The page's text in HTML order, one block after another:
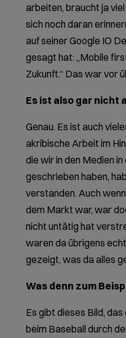
arbeiten, braucht ja
sich noch daran
auf seiner Google IO
gesagt hat: „Mobile
Zukunft.“ Das war vor
Es ist also gar nicht
Genau. Es ist auch
akribische Arbeit im
die wir in den Medien
geschrieben haben,
verstanden. Auch
dem Markt war, war
nicht untätig hat
waren da übrigens
gezeigt, was da alles
Was denn zum
Es gibt dieses Bild,
beim Baseball durch